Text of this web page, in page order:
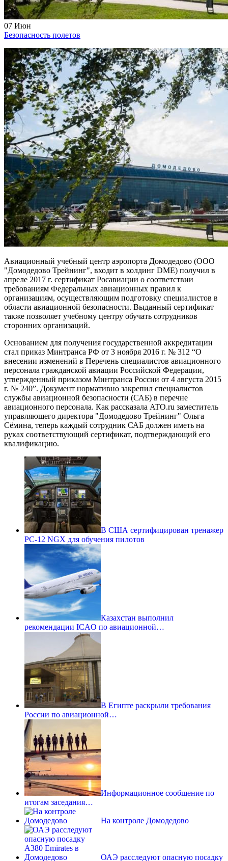
07 Июн
Безопасность полетов
Авиационный учебный центр аэропорта Домодедово (ООО
"Домодедово Трейнинг", входит в холдинг DME) получил в
апреле 2017 г. сертификат Росавиации о соответствии
требованиям Федеральных авиационных правил к
организациям, осуществляющим подготовку специалистов в
области авиационной безопасности. Выданный сертификат
также позволяет учебному центру обучать сотрудников
сторонних организаций.
Основанием для получения государственной аккредитации
стал приказ Минтранса РФ от 3 ноября 2016 г. № 312 “О
внесении изменений в Перечень специалистов авиационного
персонала гражданской авиации Российской Федерации,
утвержденный приказом Минтранса России от 4 августа 2015
г. № 240”. Документ нормативно закрепил специалистов
службы авиационной безопасности (САБ) в перечне
авиационного персонала. Как рассказала ATO.ru заместитель
управляющего директора "Домодедово Трейнинг" Ольга
Сёмина, теперь каждый сотрудник САБ должен иметь на
руках соответствующий сертификат, подтверждающий его
квалификацию.
В США сертифицирован тренажер
PC-12 NGX для обучения пилотов
Казахстан выполнил
рекомендации ICAO по авиационной…
В Египте раскрыли требования
России по авиационной…
Информационное сообщение по
итогам заседания…
На контроле Домодедово
ОАЭ расследуют опасную посадку